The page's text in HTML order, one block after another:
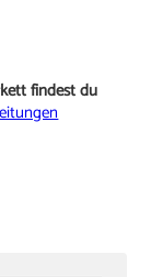
findest du